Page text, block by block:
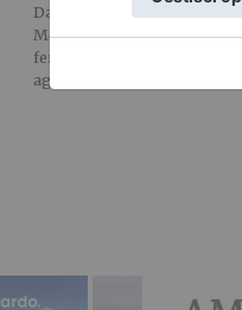
Dal 23 agosto al 13 settembre
Modifiche alla circolazione
ferroviaria da domenica 23
agosto fino a domenica